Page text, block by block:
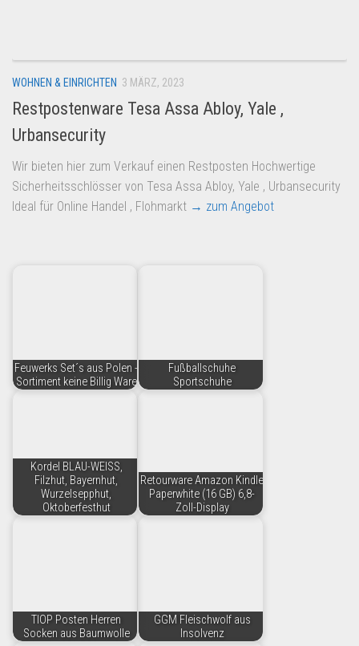
Amazon
Aldi
Lidl
Kostenlos verkaufen
Anmelden
WOHNEN & EINRICHTEN 3 MÄRZ, 2023
Restpostenware Tesa Assa Abloy, Yale ,
Urbansecurity
Wir bieten hier zum Verkauf einen Restposten Hochwertige
Sicherheitsschlösser von Tesa Assa Abloy, Yale , Urbansecurity
Ideal für Online Handel , Flohmarkt → zum Angebot
Feuwerks Set´s aus Polen -
Sortiment keine Billig Ware
Fußballschuhe
Sportschuhe
Kordel BLAU-WEISS,
Filzhut, Bayernhut,
Wurzelsepphut,
Oktoberfesthut
Retourware Amazon Kindle
Paperwhite (16 GB) 6,8-
Zoll-Display
TIOP Posten Herren
Socken aus Baumwolle
GGM Fleischwolf aus
Insolvenz